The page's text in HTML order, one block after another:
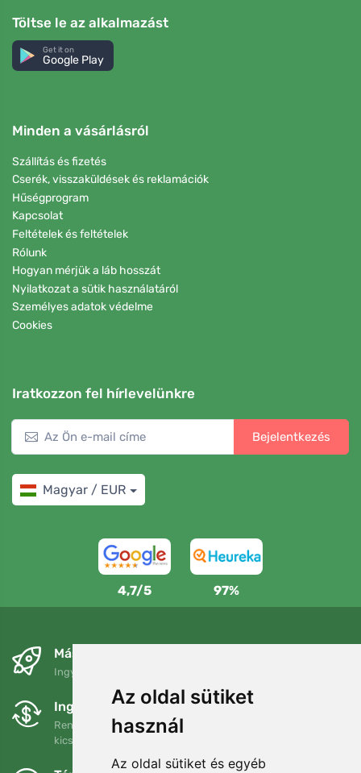
Az oldal sütiket
használ
Az oldal sütiket és egyéb
Töltse le az alkalmazást
Get it on
Google Play
Minden a vásárlásról
Szállítás és fizetés
Cserék, visszaküldések és reklamációk
Hűségprogram
Kapcsolat
Feltételek és feltételek
Rólunk
Hogyan mérjük a láb hosszát
Nyilatkozat a sütik használatáról
Személyes adatok védelme
Cookies
Iratkozzon fel hírlevelünkre
Bejelentkezés
Magyar / EUR
4,7/5 97%
Másnapra és ingyenesen
Ingyenes szállítás a következő összeg felett: 80 EUR
Ingyenes csere és visszaküldés
Rendelését 90 napon belül bármikor visszaküldheti vagy
kicserélheti.